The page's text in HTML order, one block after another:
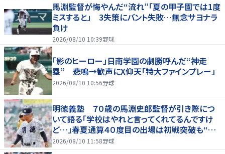
馬淵監督が悔やんだ“流れ”「夏の甲子園では1度
ミスすると」 3失策にバント失敗…無念サヨナラ
負け
2026/08/10 10:39野球
「影のヒーロー」日南学園の劇勝呼んだ“神走
塁” 悲鳴→歓声にX仰天「特大ファインプレー」
2026/08/10 10:56野球
明徳義塾 ７０歳の馬淵史郎監督が引き際につ
いて語る「学校はやれと言ってくれてるんですけ
ど…」春夏通算４０度目の出場は初戦突破も“馬
淵節”炸裂
2026/08/10 11:58野球